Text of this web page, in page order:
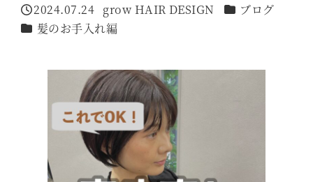
投稿日
2024.07.24
著
者
grow HAIR DESIGN カテゴリー
ブログ
カテゴリー
髪のお手入れ編